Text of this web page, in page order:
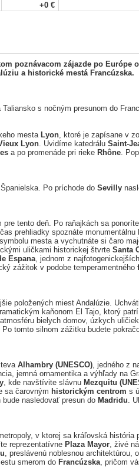
+0 €
poznávacom zájazde po Európe
a historické mestá Francúzska.
s nočným presunom do
mesta Lyon, ktoré je zapísane v
Lyon. Uvidíme katedrálu Saint-
a po promenáde pri rieke Rhône.
Po príchode do Sevilly
tento deň. Po raňajkách sa
prehliadky spoznáte monumentálnu
mesta a vychutnáte si čaro
uličkami historickej štvrte Santa
Espana, jednom z
zážitok v podobe temperamentného
položených miest Andalúzie.
kaňonom El Tajo, ktorý
bielych domov, úzkych
tomto silnom zážitku budete
Alhambry (UNESCO), jedného z
jemná ornamentika a výhľady na
, kde navštívite slávnu Mezquitu
sa čarovným historickým centrom s
nasledovať presun do Madridu.
v ktorej sa kráľovská história
reprezentatívne Plaza Mayor, živé
, preslávenú noblesnou architektúrou,
smerom do Francúzska, pričom